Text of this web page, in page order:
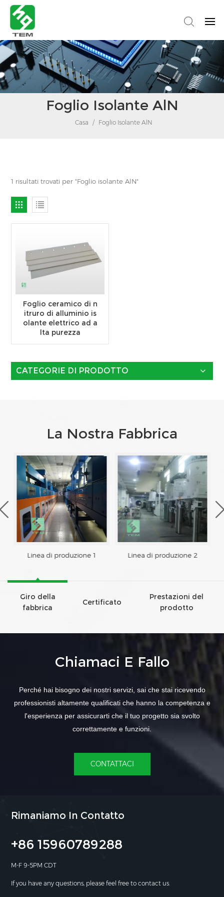
Foglio Isolante AlN
Casa / Foglio Isolante AlN
1 risultati trovati per "Foglio isolante AlN"
Foglio ceramico di n
itruro di alluminio is
olante elettrico ad a
lta purezza
CATEGORIE DI PRODOTTO
La Nostra Fabbrica
Linea di produzione 1 Linea di produzione 2
Giro della
fabbrica
Certificato
Prestazioni del
prodotto
Chiamaci E Fallo
Perché hai bisogno dei nostri servizi, sai che stai ricevendo
professionisti altamente qualificati che hanno la competenza e
l'esperienza per assicurarti che il tuo progetto sia svolto
correttamente e funzioni.
CONTATTACI
Rimaniamo In Contatto
+86 15960789288
M-F 9-5PM CDT
If you have any questions, please feel free to contact us.